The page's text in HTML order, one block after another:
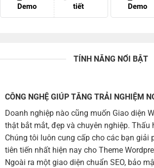
Demo
tiết
Demo
TÍNH NĂNG NỔI BẬT
CÔNG NGHỆ GIÚP TĂNG TRẢI NGHIỆM
Doanh nghiệp nào cũng muốn Giao diện
thật bắt mắt, đẹp và chuyên nghiệp. Thấu
Chúng tôi luôn cung cấp cho các bạn giải
tiên tiến nhất hiện nay cho Theme
Ngoài ra một giao diện chuẩn SEO, bảo